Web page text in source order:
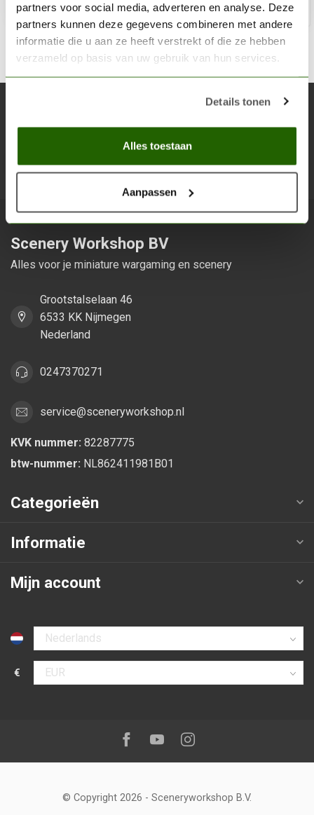
partners voor social media, adverteren en analyse. Deze
partners kunnen deze gegevens combineren met andere
informatie die u aan ze heeft verstrekt of die ze hebben
verzameld op basis van uw gebruik van hun services.
Details tonen
Alles toestaan
Aanpassen
Blijf op de hoogte over onze laatste acties
Scenery Workshop BV
Alles voor je miniature wargaming en scenery
Grootstalselaan 46
6533 KK Nijmegen
Nederland
0247370271
service@sceneryworkshop.nl
KVK nummer: 82287775
btw-nummer: NL862411981B01
Categorieën
Informatie
Mijn account
Selecteer taal
€
Selecteer valuta
Volg ons op:Facebook
YoutubeInstagram
© Copyright 2026 - Sceneryworkshop B.V.